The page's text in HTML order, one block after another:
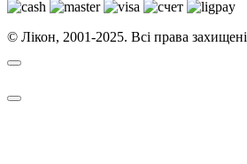
© Лікон, 2001-2025. Всі права захищені